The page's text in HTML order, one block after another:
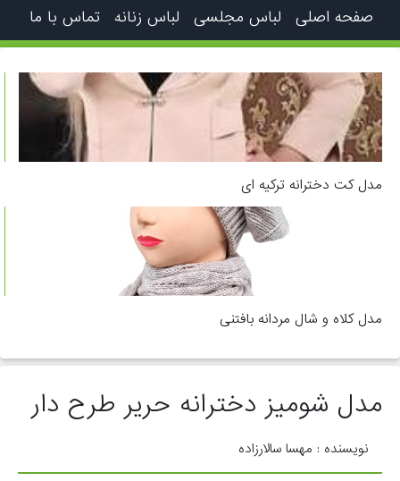
صفحه اصلی لباس مجلسی لباس زنانه تماس با ما
مدل کت دخترانه ترکیه ای
مدل کلاه و شال مردانه بافتنی
مدل شومیز دخترانه حریر طرح دار
نویسنده : مهسا سالارزاده